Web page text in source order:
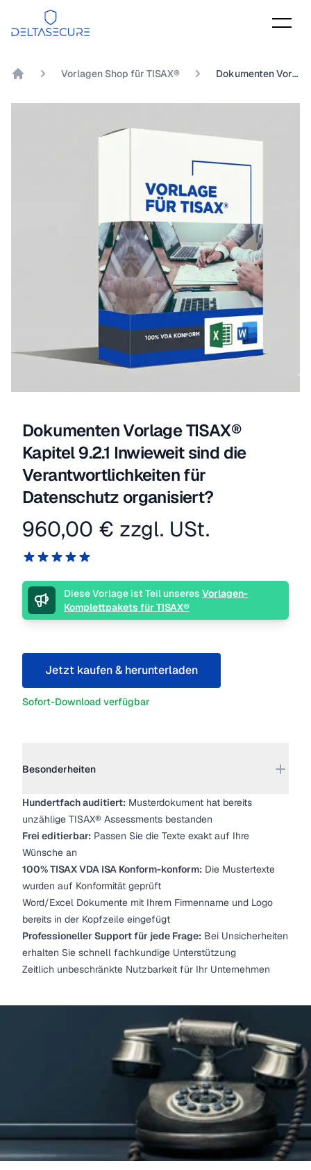
DeltaSecure
Vorlagen Shop für TISAX® Dokumenten Vorlage TISAX® Kapitel 9.2.1 Inwieweit sind die Verantwortlichkeiten für Datenschutz organisiert?
Dokumenten Vorlage TISAX®
Kapitel 9.2.1 Inwieweit sind die
Verantwortlichkeiten für
Datenschutz organisiert?
Produktinformation
960,00 € zzgl. USt.
Reviews
5 von 5 Sternen
BeschreibungDiese Vorlage ist Teil unseres Vorlagen-
Komplettpakets für TISAX®
Jetzt kaufen & herunterladen
Sofort-Download verfügbar
Besonderheiten
Hundertfach auditiert: Musterdokument hat bereits
unzählige TISAX® Assessments bestanden
Frei editierbar: Passen Sie die Texte exakt auf Ihre
Wünsche an
100% TISAX VDA ISA Konform-konform: Die Mustertexte
wurden auf Konformität geprüft
Word/Excel Dokumente mit Ihrem Firmenname und Logo
bereits in der Kopfzeile eingefügt
Professioneller Support für jede Frage: Bei Unsicherheiten
erhalten Sie schnell fachkundige Unterstützung
Zeitlich unbeschränkte Nutzbarkeit für Ihr Unternehmen